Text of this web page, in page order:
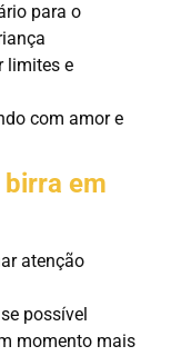
para o
limites e
com amor e
em
atenção
possível
momento mais